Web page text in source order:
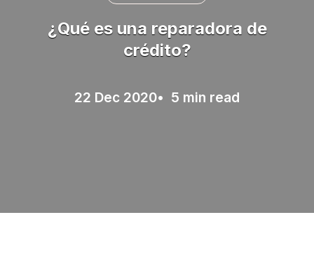
¿Qué es una reparadora de
crédito?
22 Dec 2020• 5 min read